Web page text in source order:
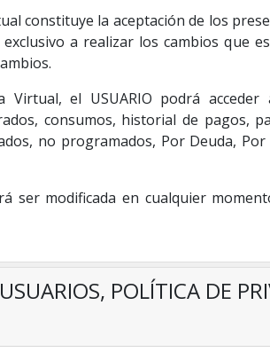
constituye la aceptación de los
exclusivo a realizar los cambios que
Virtual, el USUARIO podrá
consumos, historial de pagos,
no programados, Por Deuda,
ser modificada en cualquier
POLÍTICA DE